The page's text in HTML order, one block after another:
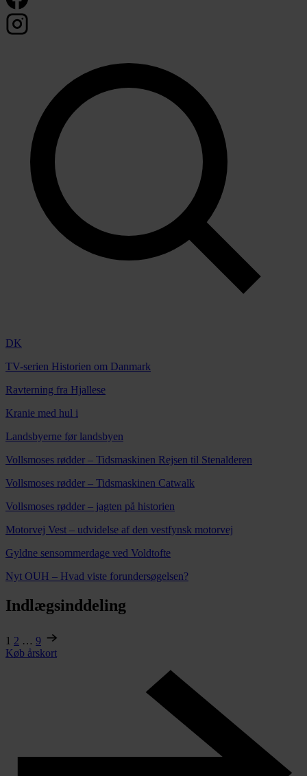
DK
TV-serien Historien om Danmark
Ravterning fra Hjallese
Kranie med hul i
Landsbyerne før landsbyen
Vollsmoses rødder – Tidsmaskinen Rejsen til Stenalderen
Vollsmoses rødder – Tidsmaskinen Catwalk
Vollsmoses rødder – jagten på historien
Motorvej Vest – udvidelse af den vestfynsk motorvej
Gyldne sensommerdage ved Voldtofte
Nyt OUH – Hvad viste forundersøgelsen?
Indlægsinddeling
1 2 … 9
Køb årskort